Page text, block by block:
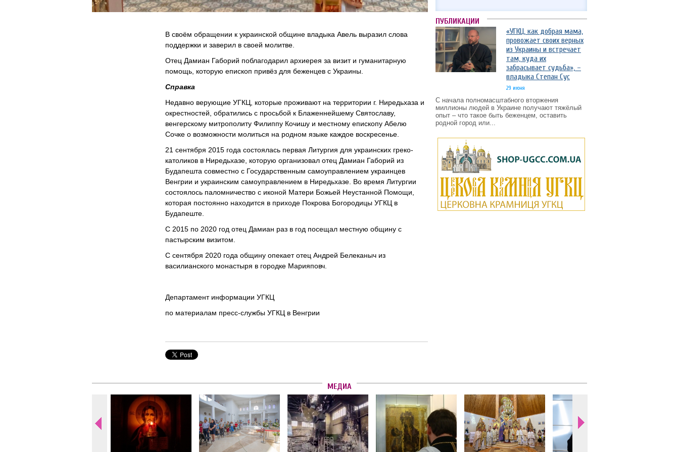
В своём обращении к украинской общине владыка Авель выразил слова
поддержки и заверил в своей молитве.
Отец Дамиан Габорий поблагодарил архиерея за визит и гуманитарную
помощь, которую епископ привёз для беженцев с Украины.
Справка
Недавно верующие УГКЦ, которые проживают на территории г. Ниредьхаза и
окрестностей, обратились с просьбой к Блаженнейшему Святославу,
венгерскому митрополиту Филиппу Кочишу и местному епископу Абелю
Сочке о возможности молиться на родном языке каждое воскресенье.
21 сентября 2015 года состоялась первая Литургия для украинских греко-
католиков в Ниредьхазе, которую организовал отец Дамиан Габорий из
Будапешта совместно с Государственным самоуправлением украинцев
Венгрии и украинским самоуправлением в Ниредьхазе. Во время Литургии
состоялось паломничество с иконой Матери Божьей Неустанной Помощи,
которая постоянно находится в приходе Покрова Богородицы УГКЦ в
Будапеште.
С 2015 по 2020 год отец Дамиан раз в год посещал местную общину с
пастырским визитом.
С сентября 2020 года общину опекает отец Андрей Белеканыч из
василианского монастыря в городке Марияповч.
Департамент информации УГКЦ
по материалам пресс-службы УГКЦ в Венгрии
ПУБЛИКАЦИИ
«УГКЦ, как добрая мама,
провожает своих верных
из Украины и встречает
там, куда их
забрасывает судьба», –
владыка Степан Сус
29 июня
С начала полномасштабного вторжения
миллионы людей в Украине получают тяжёлый
опыт – что такое быть беженцем, оставить
родной город или...
МЕДИА